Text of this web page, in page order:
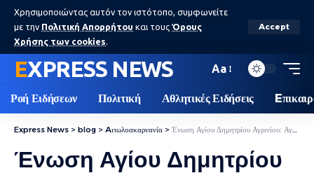
Χρησιμοποιώντας αυτόν τον ιστότοπο, συμφωνείτε
με την Πολιτική Απορρήτου και τους Όρους
Χρήσης των cookies.
Accept
EXPRESS NEWS Aa
Ροή Ειδήσεων Πολιτική Αθλητικές Ειδήσεις
Express News > blog > Aιτωλοακαρνανία >Ένωση Αγίου Δημητρίου Αγρινίου: Αγώνας για καλό σκοπό τη Μεγάλη Τρίτη στο ΔΑΚ Αγρινίου
Ένωση Αγίου Δημητρίου